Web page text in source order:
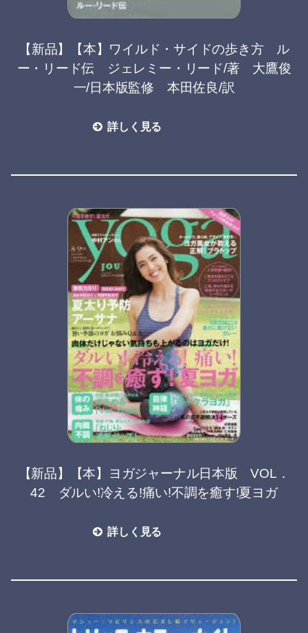
【新品】【本】ワイルド・サイドの歩き方 ル
ー・リード伝 ジェレミー・リード/著 大鷹俊
一/日本版監修 本田佐良/訳
詳しく見る
【新品】【本】ヨガジャーナル日本版 VOL．
42 ダルい!冷える!痛い!不調を癒す!夏ヨガ
詳しく見る